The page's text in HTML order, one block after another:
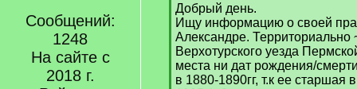
Сообщений:
1248
На сайте с
2018 г.
[
q
]
Добрый день.
Ищу информацию о своей
Александре. Территориально
Верхотурского уезда
места ни дат рождения/
в 1880-1890гг, т.к ее старшая